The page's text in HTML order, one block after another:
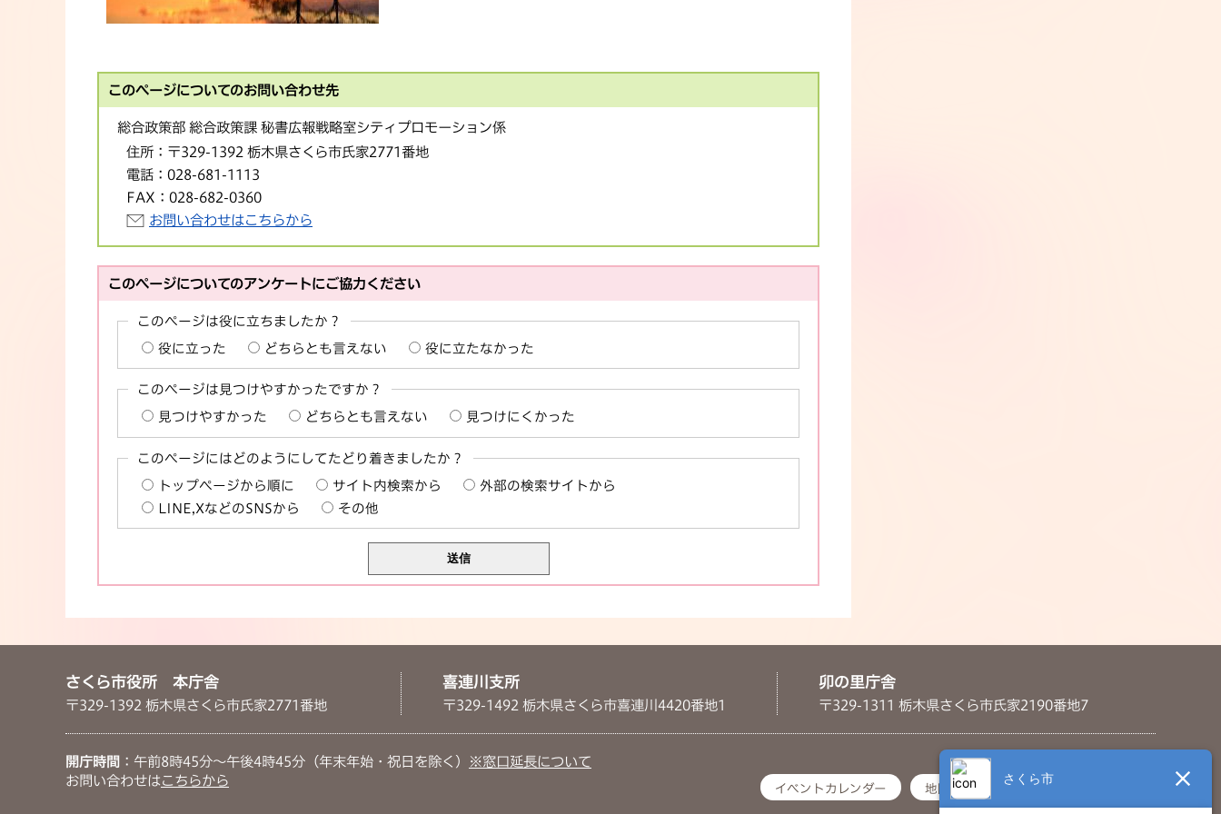
このページについてのお問い合わせ先
総合政策部 総合政策課 秘書広報戦略室シティプロモーション係
住所： 〒329-1392 栃木県さくら市氏家2771番地
電話： 028-681-1113
FAX： 028-682-0360
お問い合わせはこちらから
このページについてのアンケートにご協力ください
このページは役に立ちましたか？
役に立った どちらとも言えない 役に立たなかった
このページは見つけやすかったですか？
見つけやすかった どちらとも言えない 見つけにくかった
このページにはどのようにしてたどり着きましたか？
トップページから順に サイト内検索から
外部の検索サイトから
LINE,XなどのSNSから
その他
イベントカレンダー 地図・アクセス
さくら市役所 本庁舎
〒329-1392 栃木県さくら市氏家2771番地
喜連川支所
〒329-1492 栃木県さくら市喜連川4420番地1
卯の里庁舎
〒329-1311 栃木県さくら市氏家2190番地7
開庁時間 ：午前8時45分～午後4時45分（年末年始・祝日を除く）
※窓口延長について
お問い合わせはこちらから